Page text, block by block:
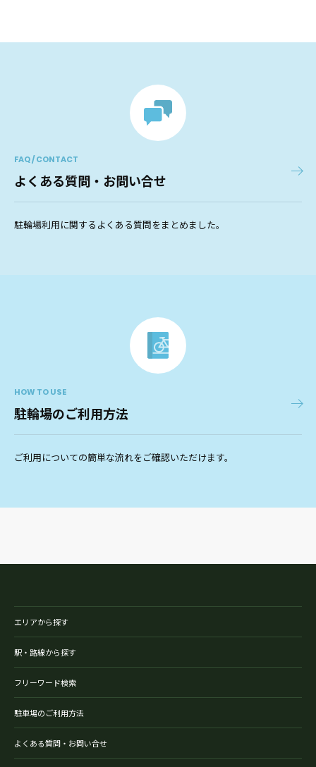
FAQ / CONTACT
よくある質問・お問い合せ
駐輪場利用に関するよくある質問をまとめました。
HOW TO USE
駐輪場のご利用方法
ご利用についての簡単な流れをご確認いただけます。
エリアから探す
駅・路線から探す
フリーワード検索
駐車場のご利用方法
よくある質問・お問い合せ